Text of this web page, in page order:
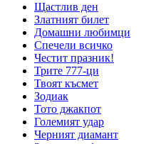
Щастлив ден
Златният билет
Домашни любимци
Спечели всичко
Честит празник!
Трите 777-ци
Твоят късмет
Зодиак
Тото джакпот
Големият удар
Черният диамант